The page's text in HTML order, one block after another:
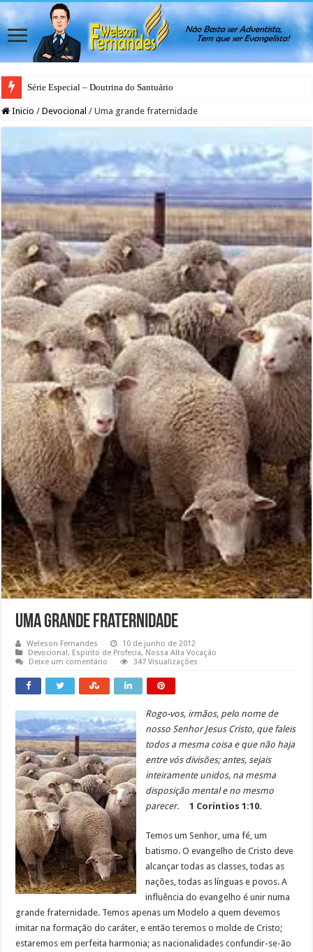
Série Especial – Doutrina do Santuário
Inicio / Devocional / Uma grande fraternidade
Uma grande fraternidade
Weleson Fernandes
10 de junho de 2012
Devocional, Espirito de Profecia, Nossa Alta Vocação
Deixe um comentário
347 Visualizações
Rogo-vos, irmãos, pelo nome de
nosso Senhor Jesus Cristo, que faleis
todos a mesma coisa e que não haja
entre vós divisões; antes, sejais
inteiramente unidos, na mesma
disposição mental e no mesmo
parecer.
1 Coríntios 1:10.
Temos um Senhor, uma fé, um
batismo. O evangelho de Cristo deve
alcançar todas as classes, todas as
nações, todas as línguas e povos. A
influência do evangelho é unir numa
grande fraternidade. Temos apenas um Modelo a quem devemos
imitar na formação do caráter, e então teremos o molde de Cristo;
estaremos em perfeita harmonia; as nacionalidades confundir-se-ão